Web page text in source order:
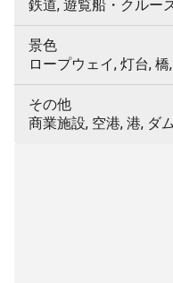
鉄道, 遊覧船・クルー
景色
ロープウェイ, 灯台,
その他
商業施設, 空港, 港, ダ